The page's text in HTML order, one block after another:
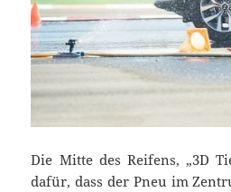
Die Mitte des Reifens, „3D
dafür, dass der Pneu im